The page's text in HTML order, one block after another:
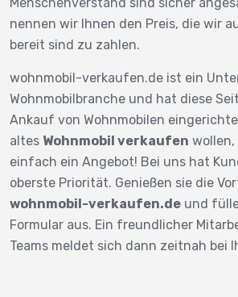
nennen wir Ihnen den Preis, die wir
bereit sind zu zahlen.
wohnmobil-verkaufen.de ist ein
Wohnmobilbranche und hat diese
Ankauf von Wohnmobilen
altes Wohnmobil verkaufen wollen,
einfach ein Angebot! Bei uns hat
oberste Priorität. Genießen sie die
wohnmobil-verkaufen.de und
Formular aus. Ein freundlicher
Teams meldet sich dann zeitnah bei